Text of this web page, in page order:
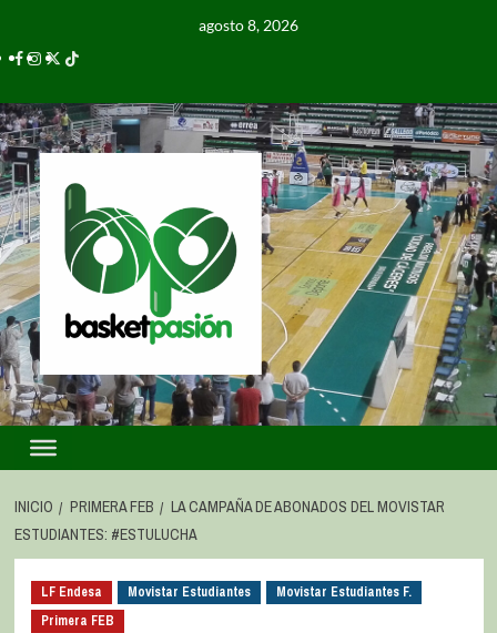
agosto 8, 2026
INICIO PRIMERA FEB
LA CAMPAÑA DE ABONADOS DEL MOVISTAR
ESTUDIANTES: #ESTULUCHA
LF Endesa Movistar Estudiantes
Movistar Estudiantes F.
Primera FEB